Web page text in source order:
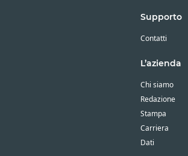
Supporto
Contatti
L’azienda
Chi siamo
Redazione
Stampa
Carriera
Dati